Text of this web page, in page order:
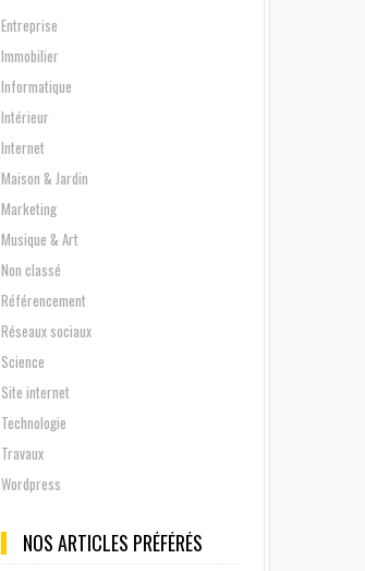
Entreprise
Immobilier
Informatique
Intérieur
Internet
Maison & Jardin
Marketing
Musique & Art
Non classé
Référencement
Réseaux sociaux
Science
Site internet
Technologie
Travaux
Wordpress
NOS ARTICLES PRÉFÉRÉS